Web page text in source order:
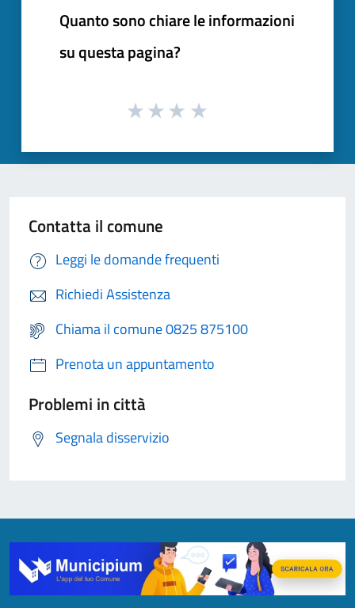
Quanto sono chiare le informazioni
su questa pagina?
Contatta il comune
Leggi le domande frequenti
Richiedi Assistenza
Chiama il comune 0825 875100
Prenota un appuntamento
Problemi in città
Segnala disservizio